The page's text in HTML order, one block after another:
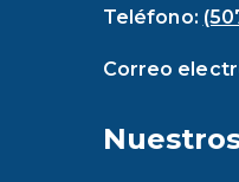
Teléfono:
Correo